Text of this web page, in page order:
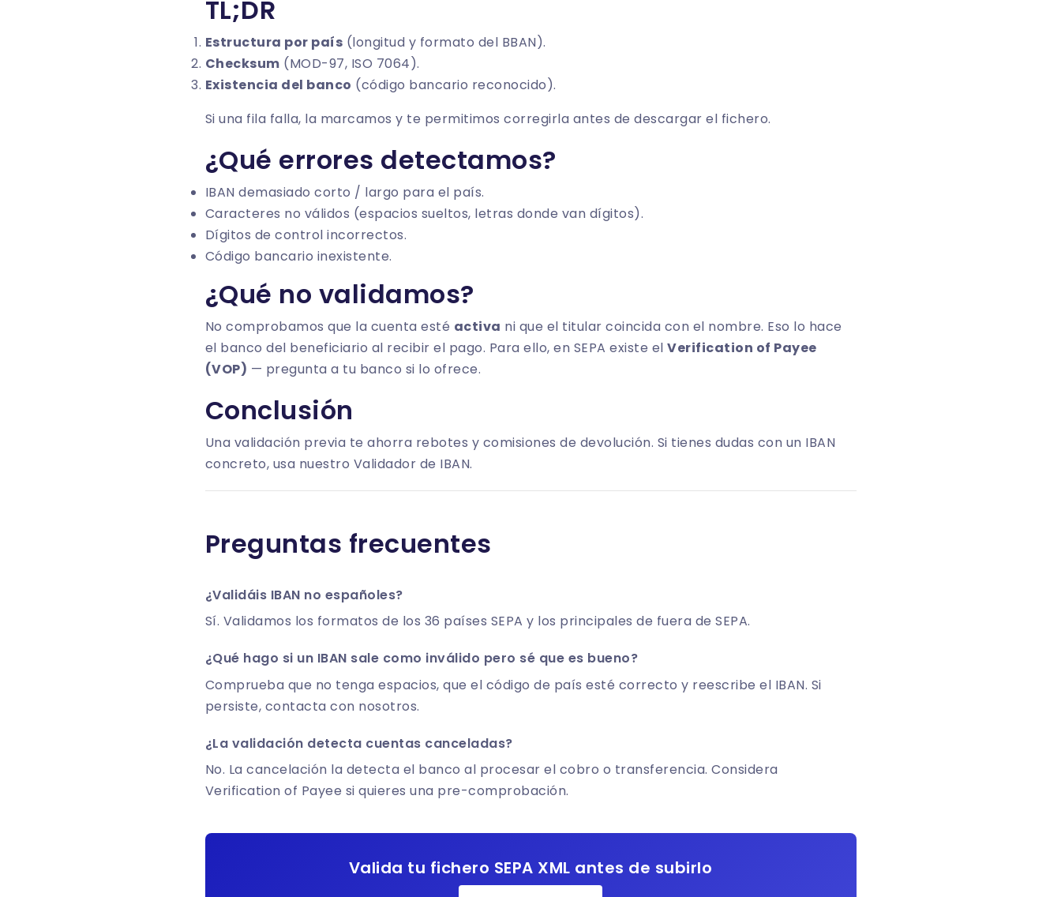
TL;DR
Estructura por país (longitud y formato del BBAN).
Checksum (MOD-97, ISO 7064).
Existencia del banco (código bancario reconocido).
Si una fila falla, la marcamos y te permitimos corregirla antes de descargar el fichero.
¿Qué errores detectamos?
IBAN demasiado corto / largo para el país.
Caracteres no válidos (espacios sueltos, letras donde van dígitos).
Dígitos de control incorrectos.
Código bancario inexistente.
¿Qué no validamos?
No comprobamos que la cuenta esté activa ni que el titular coincida con el nombre. Eso lo hace
el banco del beneficiario al recibir el pago. Para ello, en SEPA existe el Verification of Payee
(VOP) — pregunta a tu banco si lo ofrece.
Conclusión
Una validación previa te ahorra rebotes y comisiones de devolución. Si tienes dudas con un IBAN
concreto, usa nuestro Validador de IBAN.
Preguntas frecuentes
¿Validáis IBAN no españoles?
Sí. Validamos los formatos de los 36 países SEPA y los principales de fuera de SEPA.
¿Qué hago si un IBAN sale como inválido pero sé que es bueno?
Comprueba que no tenga espacios, que el código de país esté correcto y reescribe el IBAN. Si
persiste, contacta con nosotros.
¿La validación detecta cuentas canceladas?
No. La cancelación la detecta el banco al procesar el cobro o transferencia. Considera
Verification of Payee si quieres una pre-comprobación.
Valida tu fichero SEPA XML antes de subirlo